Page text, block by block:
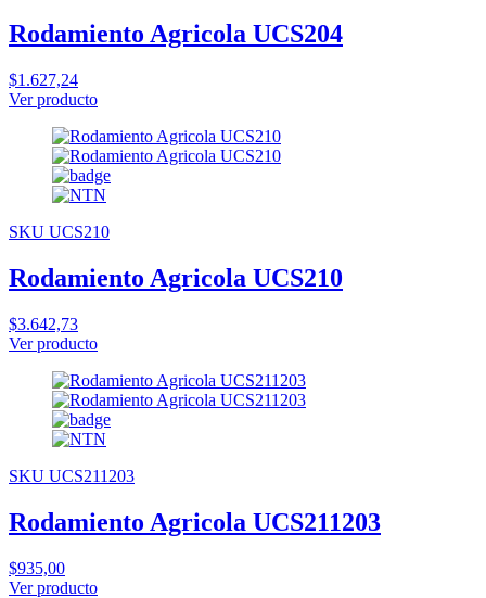
Rodamiento Agricola UCS204
$1.627,24
Ver producto
SKU UCS210
Rodamiento Agricola UCS210
$3.642,73
Ver producto
SKU UCS211203
Rodamiento Agricola UCS211203
$935,00
Ver producto